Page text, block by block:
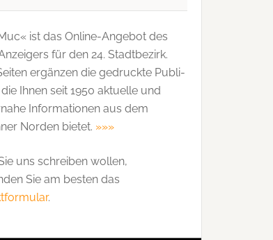
ist das Online-Angebot des
für den 24. Stadtbezirk.
ergänzen die gedruckte Publi­
Ihnen seit 1950 aktuelle und
Informationen aus dem
Norden bietet. »»»
uns schreiben wollen,
Sie am besten das
.